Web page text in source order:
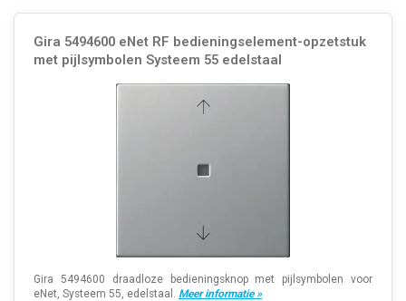
Gira 5494600 eNet RF bedieningselement-opzetstuk
met pijlsymbolen Systeem 55 edelstaal
Gira 5494600 draadloze bedieningsknop met pijlsymbolen voor
eNet, Systeem 55, edelstaal. Meer informatie »